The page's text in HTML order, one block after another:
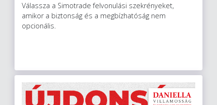
Válassza a Simotrade felvonulási szekrényeket,
amikor a biztonság és a megbízhatóság nem
opcionális.